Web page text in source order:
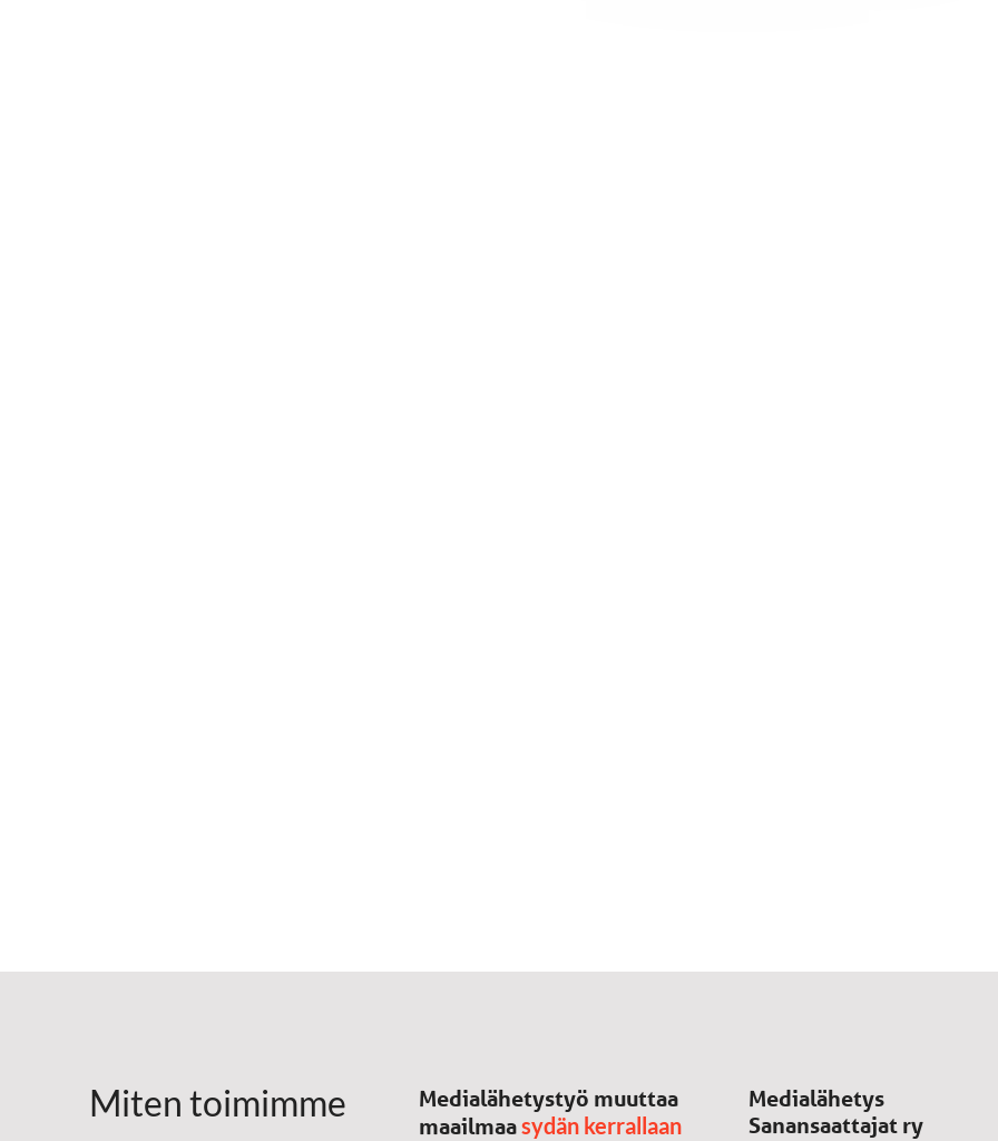
Miten toimimme
Medialähetystyö muuttaa
maailmaasydän kerrallaan
Medialähetys
Sanansaattajat ry